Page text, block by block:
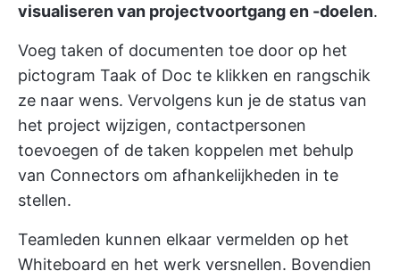
visualiseren van projectvoortgang en -doelen.
Voeg taken of documenten toe door op het
pictogram Taak of Doc te klikken en rangschik
ze naar wens. Vervolgens kun je de status van
het project wijzigen, contactpersonen
toevoegen of de taken koppelen met behulp
van Connectors om afhankelijkheden in te
stellen.
Teamleden kunnen elkaar vermelden op het
Whiteboard en het werk versnellen. Bovendien